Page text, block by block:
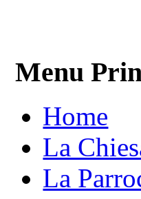
Menu
Home
La
La